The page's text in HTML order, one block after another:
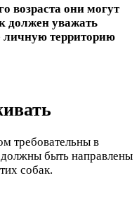
возраста они могут
должен уважать
личную территорию
требовательны в
быть направлены
собак.